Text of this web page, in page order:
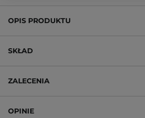
OPIS PRODUKTU
SKŁAD
ZALECENIA
OPINIE